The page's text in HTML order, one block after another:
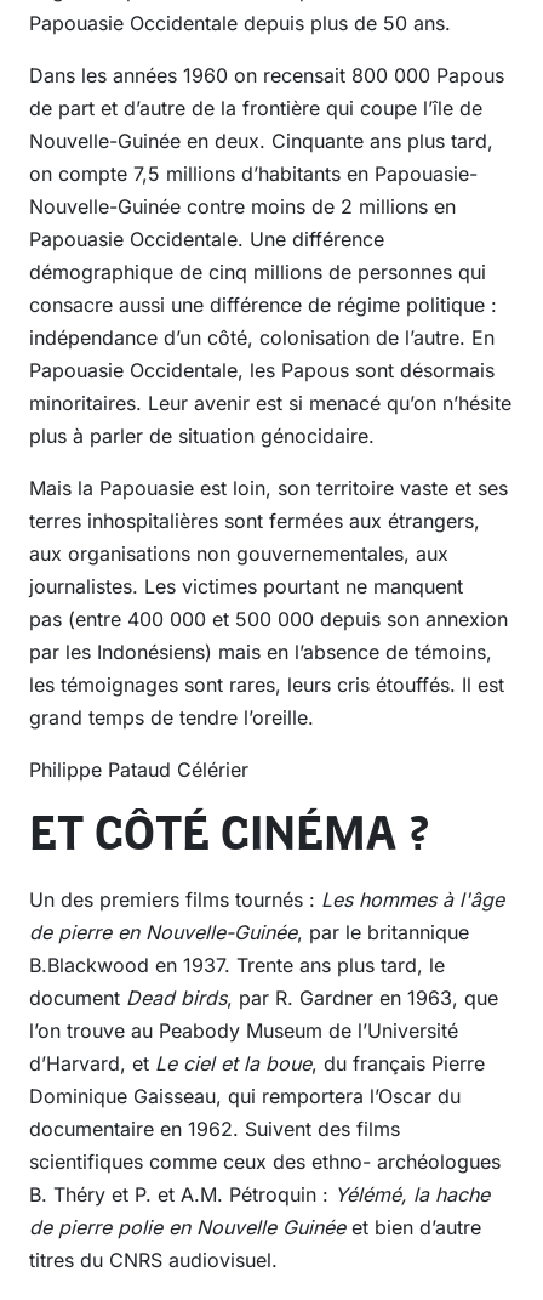
Papouasie Occidentale depuis plus de 50 ans.
Dans les années 1960 on recensait 800 000 Papous
de part et d’autre de la frontière qui coupe l’île de
Nouvelle-Guinée en deux. Cinquante ans plus tard,
on compte 7,5 millions d’habitants en Papouasie-
Nouvelle-Guinée contre moins de 2 millions en
Papouasie Occidentale. Une différence
démographique de cinq millions de personnes qui
consacre aussi une différence de régime politique :
indépendance d’un côté, colonisation de l’autre. En
Papouasie Occidentale, les Papous sont désormais
minoritaires. Leur avenir est si menacé qu’on n’hésite
plus à parler de situation génocidaire.
Mais la Papouasie est loin, son territoire vaste et ses
terres inhospitalières sont fermées aux étrangers,
aux organisations non gouvernementales, aux
journalistes. Les victimes pourtant ne manquent
pas (entre 400 000 et 500 000 depuis son annexion
par les Indonésiens) mais en l’absence de témoins,
les témoignages sont rares, leurs cris étouffés. Il est
grand temps de tendre l’oreille.
Philippe Pataud Célérier
ET CÔTÉ CINÉMA ?
Un des premiers films tournés : Les hommes à l'âge
de pierre en Nouvelle-Guinée, par le britannique
B.Blackwood en 1937. Trente ans plus tard, le
document Dead birds, par R. Gardner en 1963, que
l’on trouve au Peabody Museum de l’Université
d’Harvard, et Le ciel et la boue, du français Pierre
Dominique Gaisseau, qui remportera l’Oscar du
documentaire en 1962. Suivent des films
scientifiques comme ceux des ethno- archéologues
B. Théry et P. et A.M. Pétroquin : Yélémé, la hache
de pierre polie en Nouvelle Guinéeet bien d’autre
titres du CNRS audiovisuel.